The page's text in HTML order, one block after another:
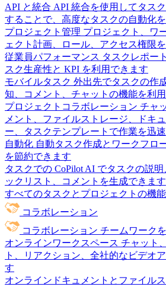
API と統合 API 統合を使用してタス
することで、高度なタスクの自動化を
プロジェクト管理 プロジェクト、ワ
ェクト計画、ロール、アクセス権限
従業員パフォーマンス タスクレポー
スク生産性と KPI を利用できます
モバイルタスク 外出先でタスクの作
知、コメント、チャットの機能を利
プロジェクトコラボレーション チャ
メント、ファイルストレージ、ドキ
ー、タスクテンプレートで作業を迅
自動化 自動タスク作成とワークフロ
を節約できます
タスクでの CoPilot AI でタスクの説
ックリスト、コメントを生成できます
すべてのタスクとプロジェクトの機
コラボレーション
コラボレーション チームワーク
オンラインワークスペース チャット
ト、リアクション、全社的なビデオ
す
オンラインドキュメントとファイル